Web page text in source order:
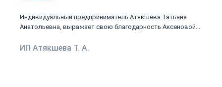
Индивидуальный предприниматель Атякшева Татьяна
Анатольевна, выражает свою благодарность Аксеновой...
ИП Атякшева Т. А.